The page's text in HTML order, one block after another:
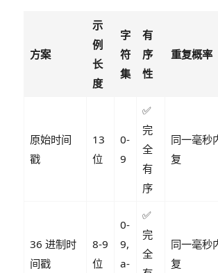
方案
示
例
长
度
字
符
集
有
序
性
重复概率
原始时间
戳
13
位
0-
9
✅
完
全
有
序
同一毫秒
复
36 进制时
间戳
8-9
位
0-
9,
a-
✅
完
全
同一毫秒
复